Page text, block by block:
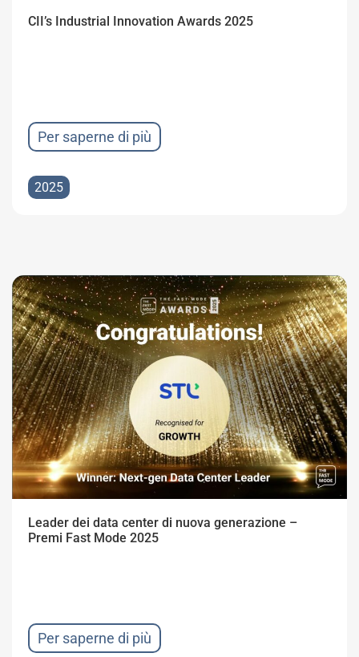
CII’s Industrial Innovation Awards 2025
Per saperne di più
2025
Leader dei data center di nuova generazione –
Premi Fast Mode 2025
Per saperne di più